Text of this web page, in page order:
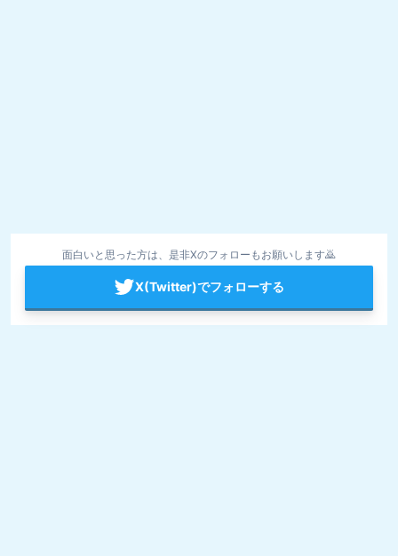
面白いと思った方は、是非Xのフォローもお願いします🙇
X(Twitter)でフォローする